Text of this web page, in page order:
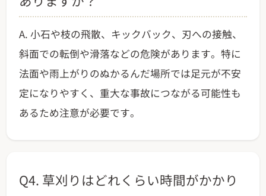
A. 小石や枝の飛散、キックバック、刃への接触、
斜面での転倒や滑落などの危険があります。特に
法面や雨上がりのぬかるんだ場所では足元が不安
定になりやすく、重大な事故につながる可能性も
あるため注意が必要です。
Q4. 草刈りはどれくらい時間がかかり